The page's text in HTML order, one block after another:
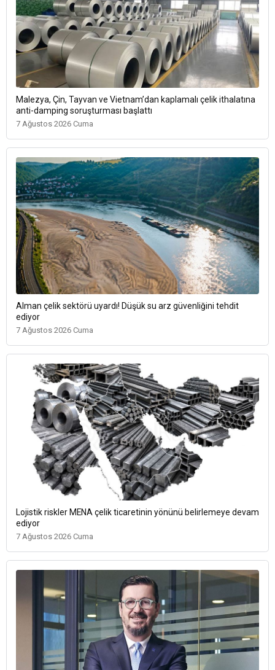
Malezya, Çin, Tayvan ve Vietnam’dan kaplamalı çelik ithalatına
anti-damping soruşturması başlattı
7 Ağustos 2026 Cuma
Alman çelik sektörü uyardı! Düşük su arz güvenliğini tehdit
ediyor
7 Ağustos 2026 Cuma
Lojistik riskler MENA çelik ticaretinin yönünü belirlemeye devam
ediyor
7 Ağustos 2026 Cuma